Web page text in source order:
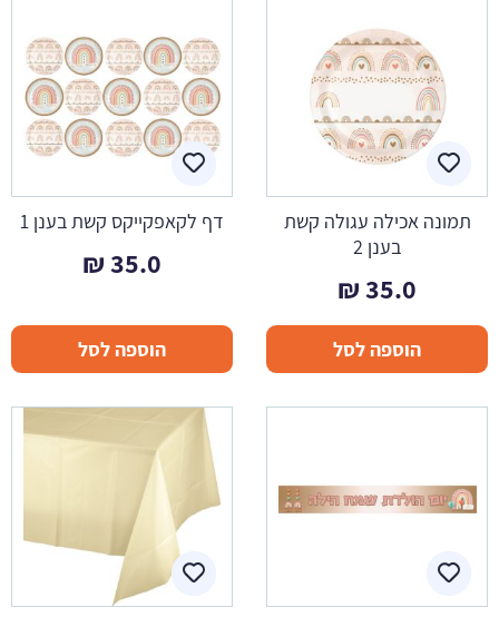
תמונה אכילה עגולה קשת
בענן 2
35.0
₪
הוספה לסל
דף לקאפקייקס קשת בענן 1
35.0
₪
הוספה לסל